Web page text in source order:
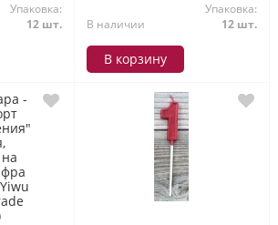
Упаковка:
12 шт.
В наличии
Упаковка:
12 шт.
В корзину